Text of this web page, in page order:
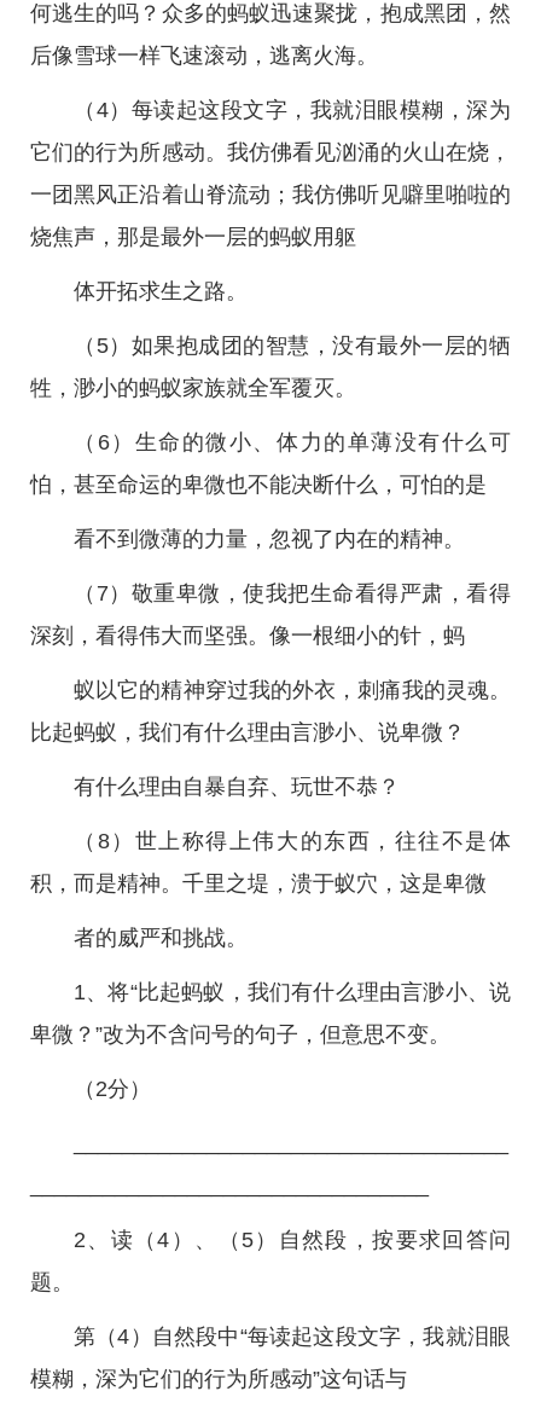
何逃生的吗？众多的蚂蚁迅速聚拢，抱成黑团，然
后像雪球一样飞速滚动，逃离火海。
（4）每读起这段文字，我就泪眼模糊，深为
它们的行为所感动。我仿佛看见汹涌的火山在烧，
一团黑风正沿着山脊流动；我仿佛听见噼里啪啦的
烧焦声，那是最外一层的蚂蚁用躯
体开拓求生之路。
（5）如果抱成团的智慧，没有最外一层的牺
牲，渺小的蚂蚁家族就全军覆灭。
（6）生命的微小、体力的单薄没有什么可
怕，甚至命运的卑微也不能决断什么，可怕的是
看不到微薄的力量，忽视了内在的精神。
（7）敬重卑微，使我把生命看得严肃，看得
深刻，看得伟大而坚强。像一根细小的针，蚂
蚁以它的精神穿过我的外衣，刺痛我的灵魂。
比起蚂蚁，我们有什么理由言渺小、说卑微？
有什么理由自暴自弃、玩世不恭？
（8）世上称得上伟大的东西，往往不是体
积，而是精神。千里之堤，溃于蚁穴，这是卑微
者的威严和挑战。
1、将“比起蚂蚁，我们有什么理由言渺小、说
卑微？”改为不含问号的句子，但意思不变。
（2分）
2、读（4）、（5）自然段，按要求回答问
题。
第（4）自然段中“每读起这段文字，我就泪眼
模糊，深为它们的行为所感动”这句话与